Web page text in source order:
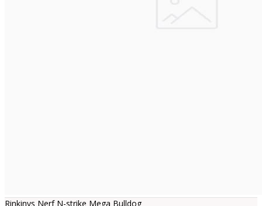
Rinkinys Nerf N-strike Mega Bulldog